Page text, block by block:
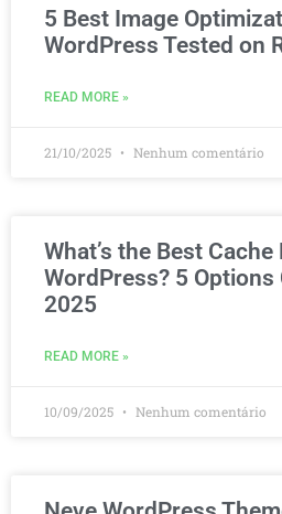
5 Best Image
WordPress Tested on
READ MORE »
21/10/2025 Nenhum comentário
What’s the Best
WordPress? 5
2025
READ MORE »
10/09/2025 Nenhum comentário